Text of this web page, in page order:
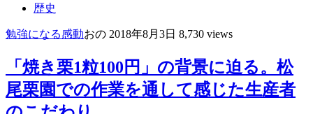
歴史
勉強になる感動おの 2018年8月3日 8,730 views
「焼き栗1粒100円」の背景に迫る。松
尾栗園での作業を通して感じた生産者